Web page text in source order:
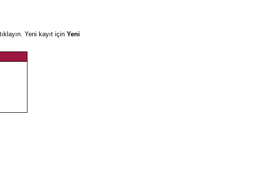
Yeni kayıt için Yeni